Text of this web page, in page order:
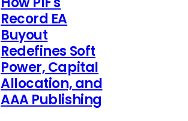
Record EA
Buyout
Redefines Soft
Power, Capital
Allocation, and
AAA Publishing